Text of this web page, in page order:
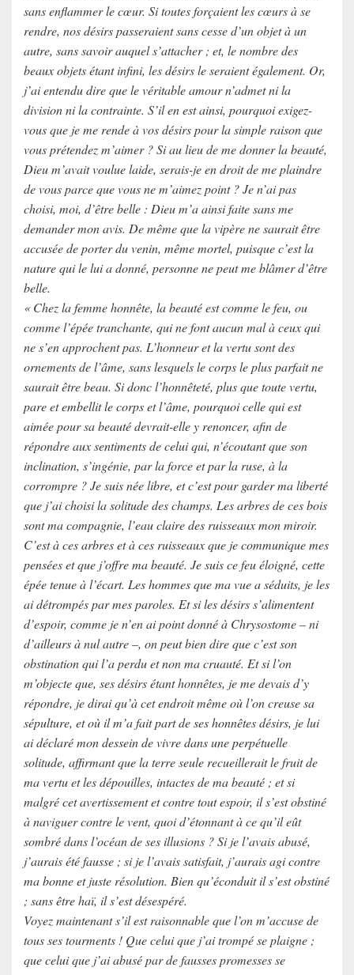
sans enflammer le cœur. Si toutes forçaient les cœurs à se
rendre, nos désirs passeraient sans cesse d’un objet à un
autre, sans savoir auquel s’attacher ; et, le nombre des
beaux objets étant infini, les désirs le seraient également. Or,
j’ai entendu dire que le véritable amour n’admet ni la
division ni la contrainte. S’il en est ainsi, pourquoi exigez-
vous que je me rende à vos désirs pour la simple raison que
vous prétendez m’aimer ? Si au lieu de me donner la beauté,
Dieu m’avait voulue laide, serais-je en droit de me plaindre
de vous parce que vous ne m’aimez point ? Je n’ai pas
choisi, moi, d’être belle : Dieu m’a ainsi faite sans me
demander mon avis. De même que la vipère ne saurait être
accusée de porter du venin, même mortel, puisque c’est la
nature qui le lui a donné, personne ne peut me blâmer d’être
belle.
« Chez la femme honnête, la beauté est comme le feu, ou
comme l’épée tranchante, qui ne font aucun mal à ceux qui
ne s’en approchent pas. L’honneur et la vertu sont des
ornements de l’âme, sans lesquels le corps le plus parfait ne
saurait être beau. Si donc l’honnêteté, plus que toute vertu,
pare et embellit le corps et l’âme, pourquoi celle qui est
aimée pour sa beauté devrait-elle y renoncer, afin de
répondre aux sentiments de celui qui, n’écoutant que son
inclination, s’ingénie, par la force et par la ruse, à la
corrompre ? Je suis née libre, et c’est pour garder ma liberté
que j’ai choisi la solitude des champs. Les arbres de ces bois
sont ma compagnie, l’eau claire des ruisseaux mon miroir.
C’est à ces arbres et à ces ruisseaux que je communique mes
pensées et que j’offre ma beauté. Je suis ce feu éloigné, cette
épée tenue à l’écart. Les hommes que ma vue a séduits, je les
ai détrompés par mes paroles. Et si les désirs s’alimentent
d’espoir, comme je n’en ai point donné à Chrysostome – ni
d’ailleurs à nul autre –, on peut bien dire que c’est son
obstination qui l’a perdu et non ma cruauté. Et si l’on
m’objecte que, ses désirs étant honnêtes, je me devais d’y
répondre, je dirai qu’à cet endroit même où l’on creuse sa
sépulture, et où il m’a fait part de ses honnêtes désirs, je lui
ai déclaré mon dessein de vivre dans une perpétuelle
solitude, affirmant que la terre seule recueillerait le fruit de
ma vertu et les dépouilles, intactes de ma beauté ; et si
malgré cet avertissement et contre tout espoir, il s’est obstiné
à naviguer contre le vent, quoi d’étonnant à ce qu’il eût
sombré dans l’océan de ses illusions ? Si je l’avais abusé,
j’aurais été fausse ; si je l’avais satisfait, j’aurais agi contre
ma bonne et juste résolution. Bien qu’éconduit il s’est obstiné
; sans être haï, il s’est désespéré.
Voyez maintenant s’il est raisonnable que l’on m’accuse de
tous ses tourments ! Que celui que j’ai trompé se plaigne ;
que celui que j’ai abusé par de fausses promesses se